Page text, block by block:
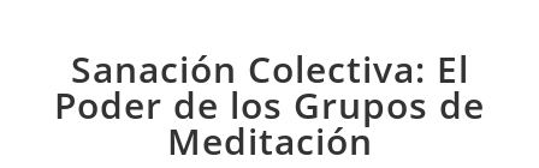
Sanación Colectiva: El
Poder de los Grupos de
Meditación